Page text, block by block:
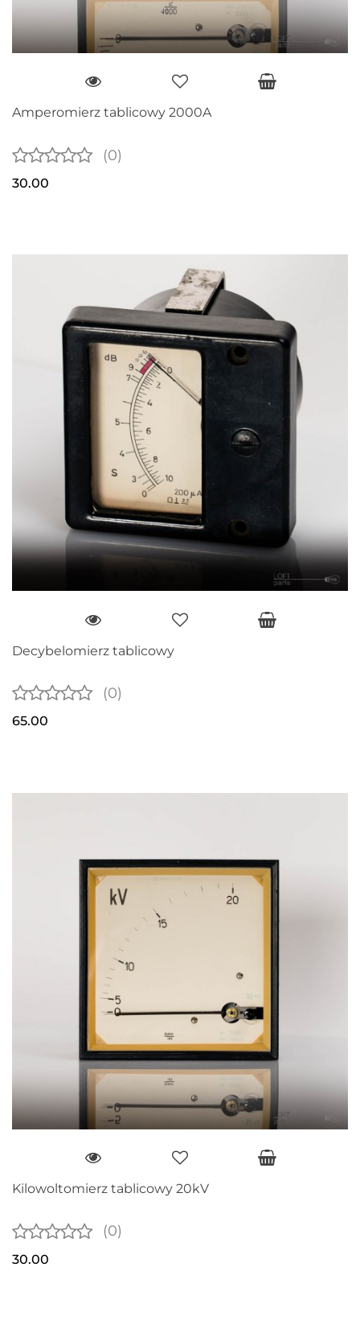
Amperomierz tablicowy 2000A
(0)
30.00
Decybelomierz tablicowy
(0)
65.00
Kilowoltomierz tablicowy 20kV
(0)
30.00